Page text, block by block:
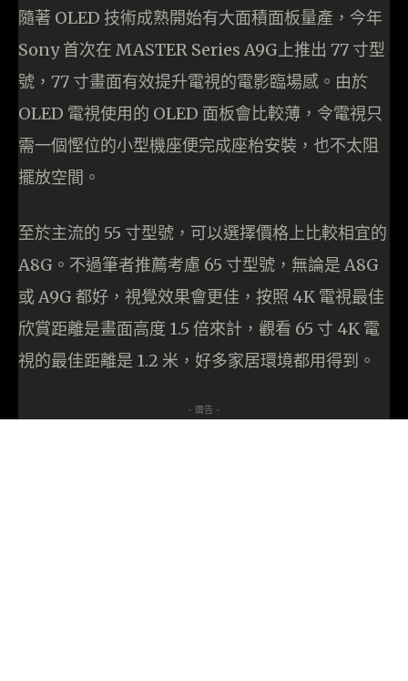
隨著 OLED 技術成熟開始有大面積面板量產，今年
Sony 首次在 MASTER Series A9G上推出 77 寸型
號，77 寸畫面有效提升電視的電影臨場感。由於
OLED 電視使用的 OLED 面板會比較薄，令電視只
需一個慳位的小型機座便完成座枱安裝，也不太阻
擺放空間。
至於主流的 55 寸型號，可以選擇價格上比較相宜的
A8G。不過筆者推薦考慮 65 寸型號，無論是 A8G
或 A9G 都好，視覺效果會更佳，按照 4K 電視最佳
欣賞距離是畫面高度 1.5 倍來計，觀看 65 寸 4K 電
視的最佳距離是 1.2 米，好多家居環境都用得到。
- 廣告 -